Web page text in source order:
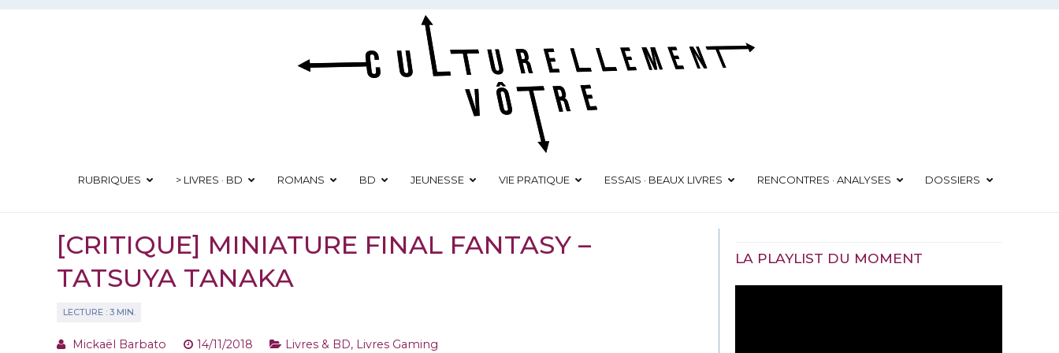
Aller
RUBRIQUES > LIVRES · BD ROMANS BD JEUNESSE VIE PRATIQUE ESSAIS · BEAUX LIVRES RENCONTRES · ANALYSES DOSSIERS
[CRITIQUE] MINIATURE FINAL FANTASY –
TATSUYA TANAKA
Mickaël Barbato 14/11/2018 Livres & BD, Livres Gaming
LA PLAYLIST DU MOMENT